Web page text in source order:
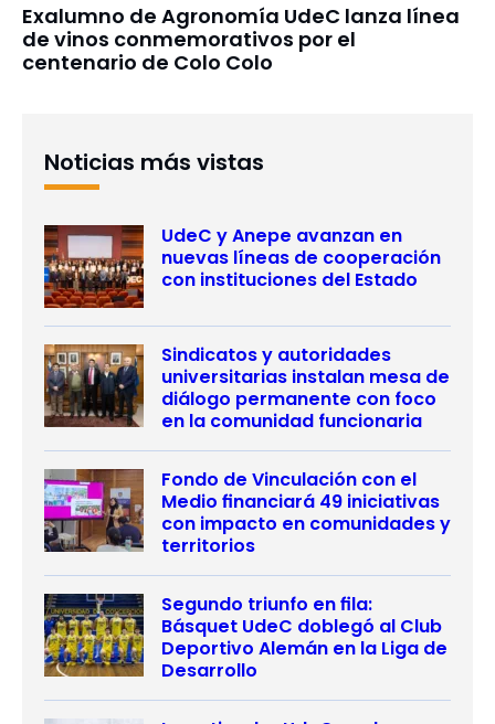
Exalumno de Agronomía UdeC lanza línea
de vinos conmemorativos por el
centenario de Colo Colo
Noticias más vistas
UdeC y Anepe avanzan en
nuevas líneas de cooperación
con instituciones del Estado
Sindicatos y autoridades
universitarias instalan mesa de
diálogo permanente con foco
en la comunidad funcionaria
Fondo de Vinculación con el
Medio financiará 49 iniciativas
con impacto en comunidades y
territorios
Segundo triunfo en fila:
Básquet UdeC doblegó al Club
Deportivo Alemán en la Liga de
Desarrollo